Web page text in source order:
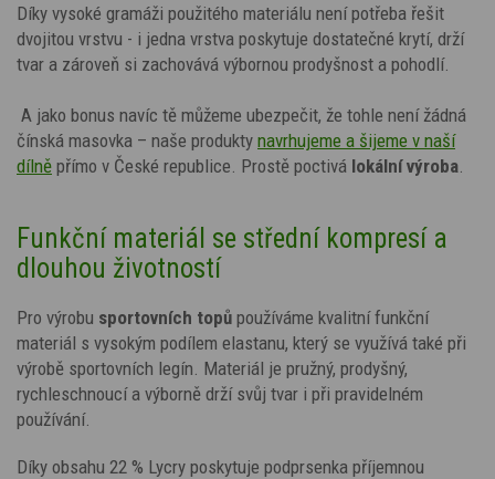
Díky vysoké gramáži použitého materiálu není potřeba řešit
dvojitou vrstvu - i jedna vrstva poskytuje dostatečné krytí, drží
tvar a zároveň si zachovává výbornou prodyšnost a pohodlí.
A jako bonus navíc tě můžeme ubezpečit, že tohle není žádná
čínská masovka – naše produkty navrhujeme a šijeme v naší
dílně přímo v České republice. Prostě poctivá lokální výroba
Funkční materiál se střední kompresí a
dlouhou životností
Pro výrobu sportovních topů používáme kvalitní funkční
materiál s vysokým podílem elastanu, který se využívá také při
výrobě sportovních legín. Materiál je pružný, prodyšný,
rychleschnoucí a výborně drží svůj tvar i při pravidelném
používání.
Díky obsahu 22 % Lycry poskytuje podprsenka příjemnou